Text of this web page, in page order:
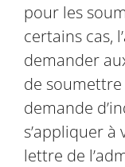
pour les
certains cas,
demander
de
demande
s’appliquer à
lettre de